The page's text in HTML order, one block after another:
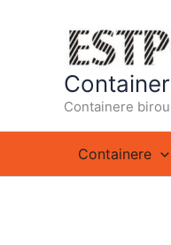
Containere
Containere